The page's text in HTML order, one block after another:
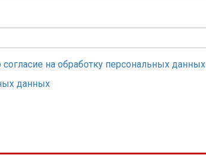
на обработку персональных данных
данных